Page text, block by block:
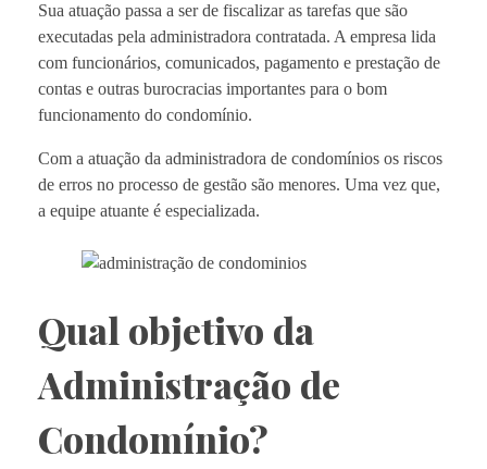
Sua atuação passa a ser de fiscalizar as tarefas que são
executadas pela administradora contratada. A empresa lida
com funcionários, comunicados, pagamento e prestação de
contas e outras burocracias importantes para o bom
funcionamento do condomínio.
Com a atuação da administradora de condomínios os riscos
de erros no processo de gestão são menores. Uma vez que,
a equipe atuante é especializada.
Qual objetivo da
Administração de
Condomínio?